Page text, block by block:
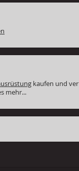
kaufen und
mehr...